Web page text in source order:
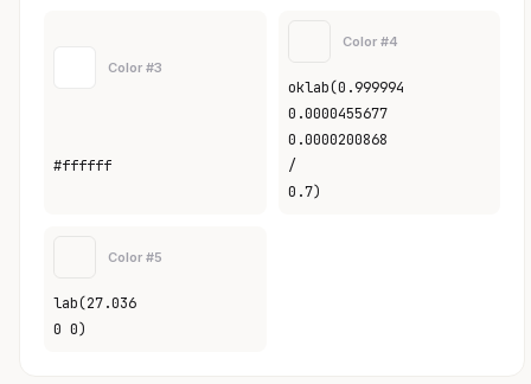
Color #3
#ffffff
Color #4
oklab(0.999994
0.0000455677
0.0000200868
/
0.7)
Color #5
lab(27.036
0 0)